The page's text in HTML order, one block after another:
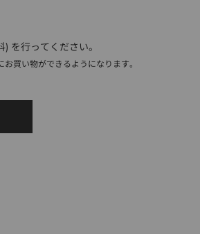
を行ってください。
買い物ができるようになります。